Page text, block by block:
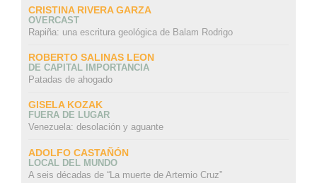
CRISTINA RIVERA GARZA
OVERCAST
Rapiña: una escritura geológica de Balam Rodrigo
ROBERTO SALINAS LEON
DE CAPITAL IMPORTANCIA
Patadas de ahogado
GISELA KOZAK
FUERA DE LUGAR
Venezuela: desolación y aguante
ADOLFO CASTAÑÓN
LOCAL DEL MUNDO
A seis décadas de “La muerte de Artemio Cruz”